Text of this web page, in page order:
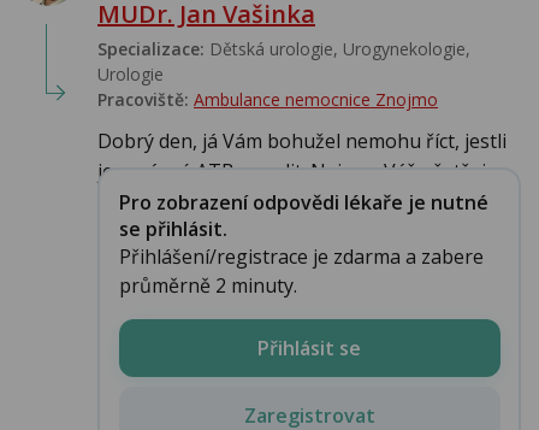
MUDr. Jan Vašinka
Specializace: Dětská urologie, Urogynekologie,
Urologie‎
Pracoviště: Ambulance nemocnice Znojmo
Dobrý den, já Vám bohužel nemohu říct, jestli
je správné ATB vysadit. Nejsem Váš ošetřuj...
Pro zobrazení odpovědi lékaře je nutné
se přihlásit.
Přihlášení/registrace je zdarma a zabere
průměrně 2 minuty.
Přihlásit se
Zaregistrovat